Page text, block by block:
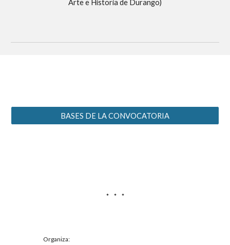
Arte e Historia de Durango)
BASES DE LA CONVOCATORIA
* * *
Organiza: